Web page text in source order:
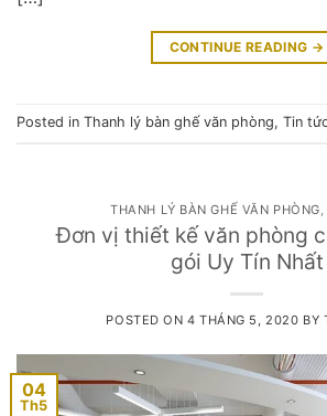
CONTINUE READING →
Posted in Thanh lý bàn ghế văn phòng, Tin
THANH LÝ BÀN GHẾ VĂN PHÒNG
Đơn vị thiết kế văn phòng
gói Uy Tín Nhất
POSTED ON4 THÁNG 5, 2020 BY
04
Th5